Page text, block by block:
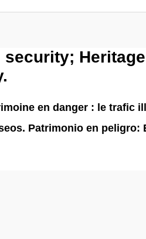
security;
en danger : le trafic
Patrimonio en